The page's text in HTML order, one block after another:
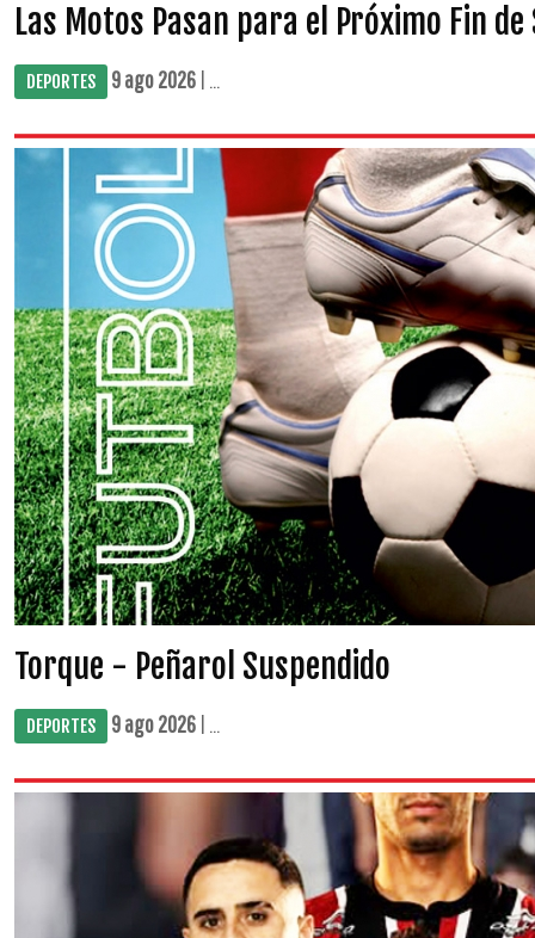
Las Motos Pasan para el Próximo Fin de
DEPORTES 9 ago 2026 | ...
Torque - Peñarol Suspendido
DEPORTES 9 ago 2026 | ...